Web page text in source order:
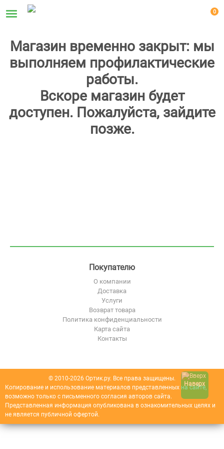
0
Магазин временно закрыт: мы
выполняем профилактические
работы.
Вскоре магазин будет
доступен. Пожалуйста, зайдите
позже.
Покупателю
О компании
Доставка
Услуги
Возврат товара
Политика конфиденциальности
Карта сайта
Контакты
© 2010-2026 Ортик.ру. Все права защищены.
Копирование и использование материалов представленных на сайте,
возможно только с письменного согласия авторов сайта.
Представленная информация опубликована в ознакомительных целях и
не является публичной офертой.
Наверх